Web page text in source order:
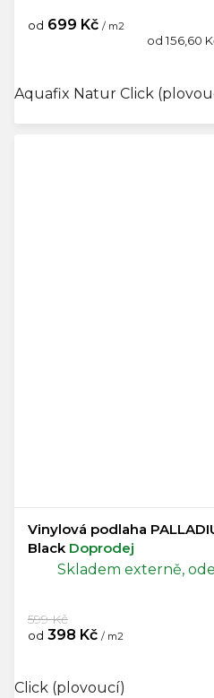
od 699 Kč / m2
Měrná
od 156,60
Aquafix Natur Click
Vinylová podlaha
Black Doprodej
Skladem externě,
od 398 Kč / m2
599 Kč
Click (plovoucí)